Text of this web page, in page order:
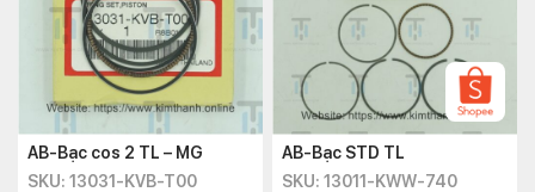
AB-Bạc cos 2 TL – MG
SKU: 13031-KVB-T00
AB-Bạc STD TL
SKU: 13011-KWW-740